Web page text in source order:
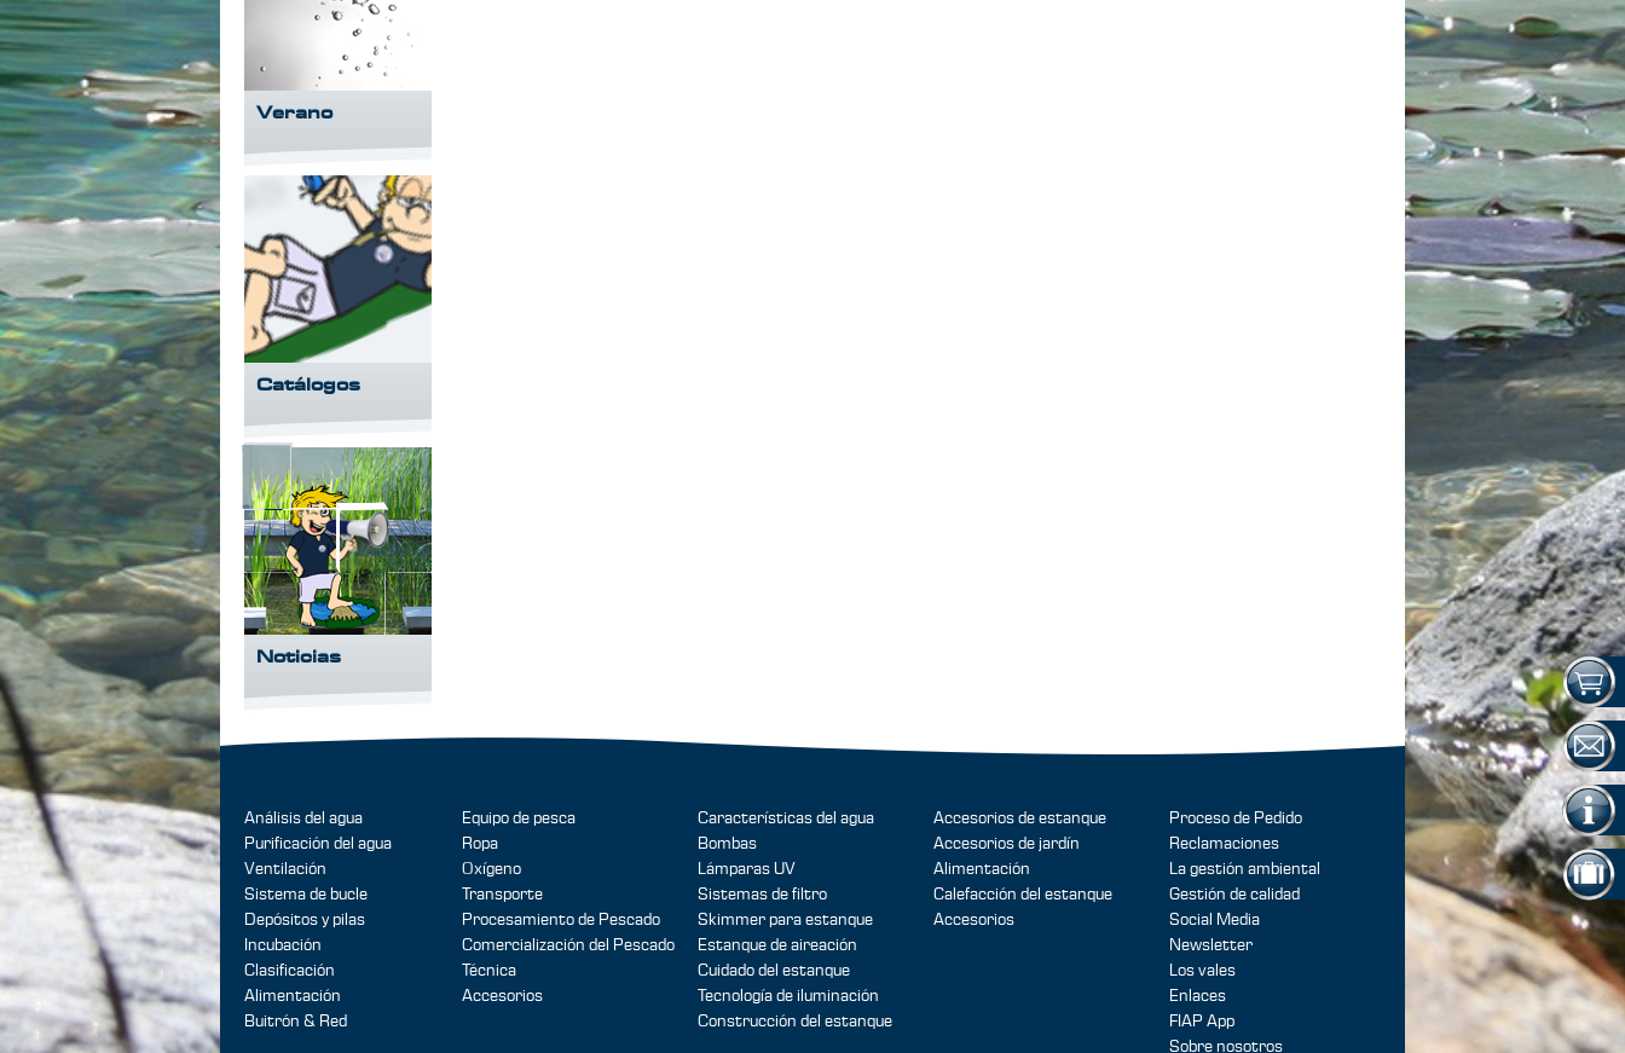
Verano
Catálogos
Noticias
Análisis del agua
Purificación del agua
Ventilación
Sistema de bucle
Depósitos y pilas
Incubación
Clasificación
Alimentación
Buitrón & Red
Equipo de pesca
Ropa
Oxígeno
Transporte
Procesamiento de Pescado
Comercialización del Pescado
Técnica
Accesorios
Características del agua
Bombas
Lámparas UV
Sistemas de filtro
Skimmer para estanque
Estanque de aireación
Cuidado del estanque
Tecnología de iluminación
Construcción del estanque
Accesorios de estanque
Accesorios de jardín
Alimentación
Calefacción del estanque
Accesorios
Proceso de Pedido
Reclamaciones
La gestión ambiental
Gestión de calidad
Social Media
Newsletter
Los vales
Enlaces
FIAP App
Sobre nosotros